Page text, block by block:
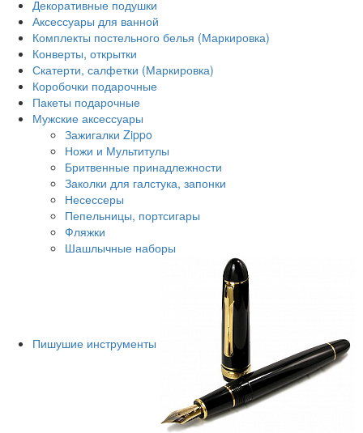
Декоративные подушки
Аксессуары для ванной
Комплекты постельного белья (Маркировка)
Конверты, открытки
Скатерти, салфетки (Маркировка)
Коробочки подарочные
Пакеты подарочные
Мужские аксессуары
Зажигалки Zippo
Ножи и Мультитулы
Бритвенные принадлежности
Заколки для галстука, запонки
Несессеры
Пепельницы, портсигары
Фляжки
Шашлычные наборы
Пишушие инструменты